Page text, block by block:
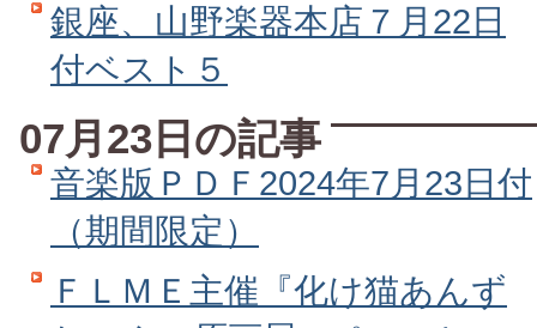
銀座、山野楽器本店７月22日
付ベスト５
07月23日の記事
音楽版ＰＤＦ2024年7月23日付
（期間限定）
ＦＬＭＥ主催『化け猫あんず